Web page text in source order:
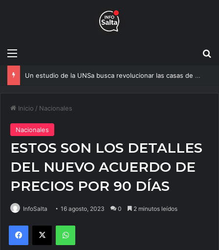
Menú
Un estudio de la UNSa busca revolucionar las casas de adobe y hacerlas más seguras
Inicio / Nacionales
Nacionales
ESTOS SON LOS DETALLES
DEL NUEVO ACUERDO DE
PRECIOS POR 90 DÍAS
InfoSalta 16 agosto, 2023 0 2 minutos leídos
Facebook
X WhatsApp